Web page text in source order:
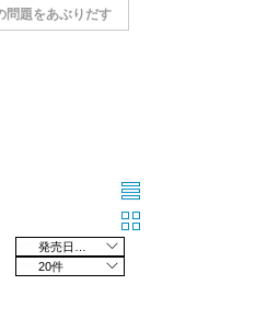
問題をあぶりだす
20件